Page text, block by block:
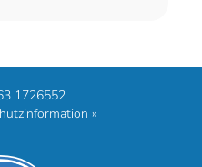
1726552
»